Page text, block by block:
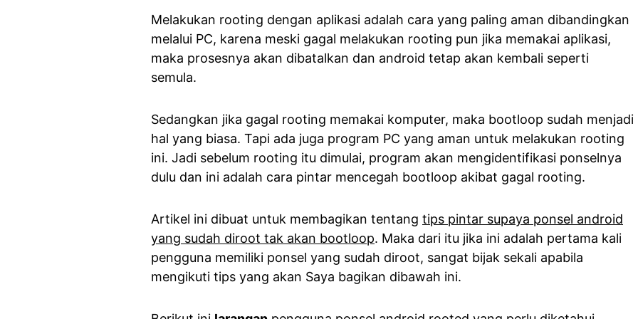
Melakukan rooting dengan aplikasi adalah cara yang paling aman dibandingkan
melalui PC, karena meski gagal melakukan rooting pun jika memakai aplikasi,
maka prosesnya akan dibatalkan dan android tetap akan kembali seperti
semula.
Sedangkan jika gagal rooting memakai komputer, maka bootloop sudah menjadi
hal yang biasa. Tapi ada juga program PC yang aman untuk melakukan rooting
ini. Jadi sebelum rooting itu dimulai, program akan mengidentifikasi ponselnya
dulu dan ini adalah cara pintar mencegah bootloop akibat gagal rooting.
Artikel ini dibuat untuk membagikan tentang tips pintar supaya ponsel android
yang sudah diroot tak akan bootloop. Maka dari itu jika ini adalah pertama kali
pengguna memiliki ponsel yang sudah diroot, sangat bijak sekali apabila
mengikuti tips yang akan Saya bagikan dibawah ini.